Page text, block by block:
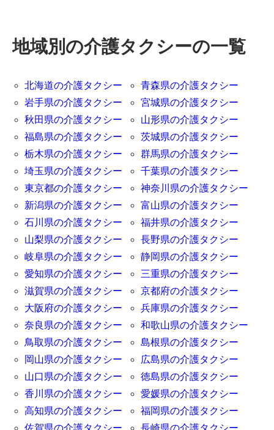
地域別の介護タクシーの一覧
北海道の介護タクシー
青森県の介護タクシー
岩手県の介護タクシー
宮城県の介護タクシー
秋田県の介護タクシー
山形県の介護タクシー
福島県の介護タクシー
茨城県の介護タクシー
栃木県の介護タクシー
群馬県の介護タクシー
埼玉県の介護タクシー
千葉県の介護タクシー
東京都の介護タクシー
神奈川県の介護タクシー
新潟県の介護タクシー
富山県の介護タクシー
石川県の介護タクシー
福井県の介護タクシー
山梨県の介護タクシー
長野県の介護タクシー
岐阜県の介護タクシー
静岡県の介護タクシー
愛知県の介護タクシー
三重県の介護タクシー
滋賀県の介護タクシー
京都府の介護タクシー
大阪府の介護タクシー
兵庫県の介護タクシー
奈良県の介護タクシー
和歌山県の介護タクシー
鳥取県の介護タクシー
島根県の介護タクシー
岡山県の介護タクシー
広島県の介護タクシー
山口県の介護タクシー
徳島県の介護タクシー
香川県の介護タクシー
愛媛県の介護タクシー
高知県の介護タクシー
福岡県の介護タクシー